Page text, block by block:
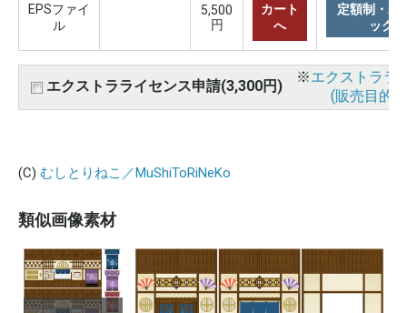
EPSファイ
ル
5,500
円
カート
へ
定額制・バ
ック
エクストラライセンス申請(3,300円)
※エクストララ
(販売目的
(C) むしとりねこ／MuShiToRiNeKo
類似画像素材